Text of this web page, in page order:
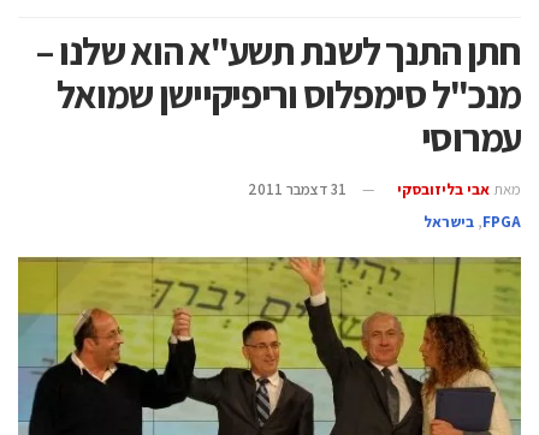
חתן התנך לשנת תשע"א הוא שלנו –
מנכ"ל סימפלוס וריפיקיישן שמואל
עמרוסי
מאת אבי בליזובסקי
31 דצמבר 2011
‫‪FPGA‬‬
, בישראל